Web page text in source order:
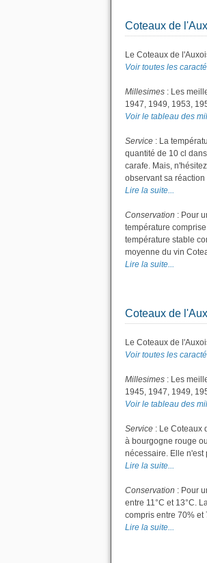
Coteaux de
Le Coteaux de
Voir toutes les
Millesimes : Les
1947, 1949, 1953,
Voir le tableau des
Service : La
quantité de 10 cl
carafe. Mais,
observant sa
Lire la suite...
Conservation : Pour
température
température stable
moyenne du vin
Lire la suite...
Coteaux de
Le Coteaux de
Voir toutes les
Millesimes : Les
1945, 1947, 1949,
Voir le tableau des
Service : Le Coteaux
à bourgogne rouge
nécessaire. Elle n'est
Lire la suite...
Conservation : Pour
entre 11°C et 13°C.
compris entre 70% et
Lire la suite...